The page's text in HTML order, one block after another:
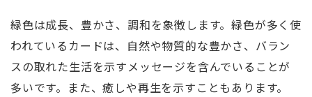
緑色は成長、豊かさ、調和を象徴します。緑色が多く使
われているカードは、自然や物質的な豊かさ、バラン
スの取れた生活を示すメッセージを含んでいることが
多いです。また、癒しや再生を示すこともあります。